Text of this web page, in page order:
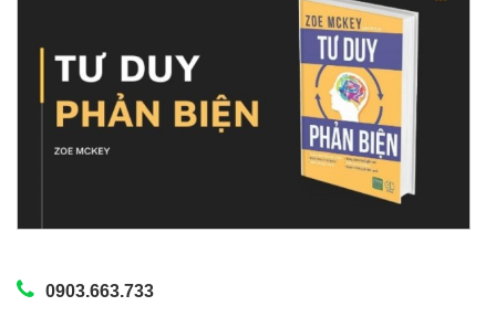
0903.663.733